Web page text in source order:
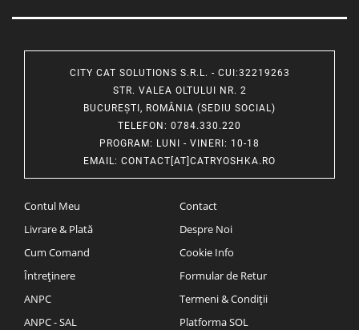
CITY CAT SOLUTIONS S.R.L. - CUI:32219263
STR. VALEA OLTULUI NR. 2
BUCUREȘTI, ROMÂNIA (SEDIU SOCIAL)
TELEFON : 0784.330.220
PROGRAM: LUNI - VINERI: 10-18
EMAIL: CONTACT[AT]CATRYOSHKA.RO
Contul Meu
Livrare & Plată
Cum Comand
Întreținere
ANPC
ANPC - SAL
Contact
Despre Noi
Cookie Info
Formular de Retur
Termeni & Condiții
Platforma SOL